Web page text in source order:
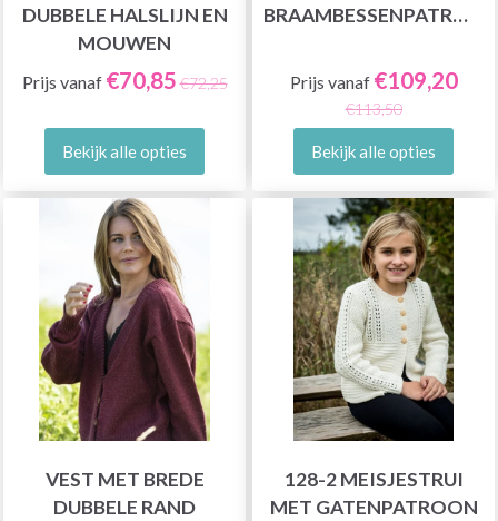
DUBBELE HALSLIJN EN
MOUWEN
Prijs vanaf €70,85 €72,25
Bekijk alle opties
BRAAMBESSENPATROON
Prijs vanaf €109,20
€113,50
Bekijk alle opties
VEST MET BREDE
DUBBELE RAND
128-2 MEISJESTRUI
MET GATENPATROON